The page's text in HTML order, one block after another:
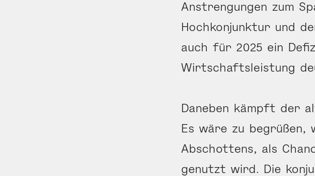
Anstrengungen zum
Hochkonjunktur und
auch für 2025 ein
Wirtschaftsleistung
Daneben kämpft der
Es wäre zu begrüßen,
Abschottens, als
genutzt wird. Die